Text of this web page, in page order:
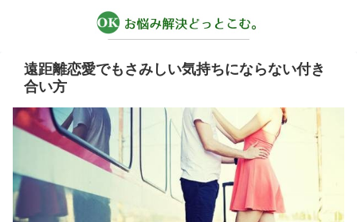
遠距離恋愛でもさみしい気持ちにならない付き
合い方